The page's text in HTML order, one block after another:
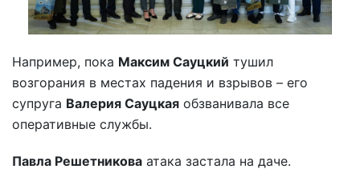
Например, пока Максим Сауцкий тушил
возгорания в местах падения и взрывов – его
супруга Валерия Сауцкая обзванивала все
оперативные службы.
Павла Решетникова атака застала на даче.